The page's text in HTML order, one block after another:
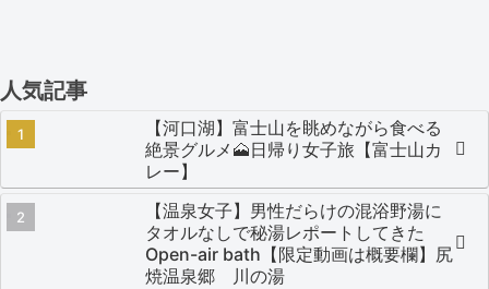
人気記事
【河口湖】富士山を眺めながら食べる
絶景グルメ🗻日帰り女子旅【富士山カ
レー】
【温泉女子】男性だらけの混浴野湯に
タオルなしで秘湯レポートしてきた
Open-air bath【限定動画は概要欄】尻
焼温泉郷 川の湯